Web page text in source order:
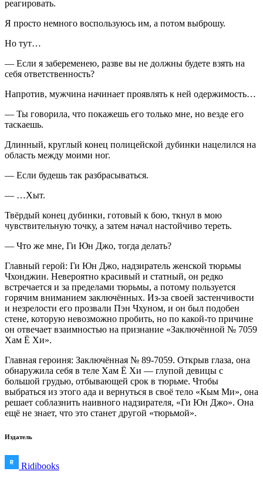
реагировать.
Я просто немного воспользуюсь им, а потом выброшу.
Но тут…
— Если я забеременею, разве вы не должны будете взять на
себя ответственность?
Напротив, мужчина начинает проявлять к ней одержимость…
— Ты говорила, что покажешь его только мне, но везде его
таскаешь.
Длинный, круглый конец полицейской дубинки нацелился на
область между моими ног.
— Если будешь так разбрасываться.
— …Хыт.
Твёрдый конец дубинки, готовый к бою, ткнул в мою
чувствительную точку, а затем начал настойчиво тереть.
— Что же мне, Ги Юн Джо, тогда делать?
Главный герой: Ги Юн Джо, надзиратель женской тюрьмы
Чхонджин. Невероятно красивый и статный, он редко
встречается и за пределами тюрьмы, а потому пользуется
горячим вниманием заключённых. Из-за своей застенчивости
и незрелости его прозвали Пэн Чхуном, и он был подобен
стене, которую невозможно пробить, но по какой-то причине
он отвечает взаимностью на признание «Заключённой № 7059
Хам Ё Хи».
Главная героиня: Заключённая № 89-7059. Открыв глаза, она
обнаружила себя в теле Хам Ё Хи — глупой девицы с
большой грудью, отбывающей срок в тюрьме. Чтобы
выбраться из этого ада и вернуться в своё тело «Кым Ми», она
решает соблазнить наивного надзирателя, «Ги Юн Джо». Она
ещё не знает, что это станет другой «тюрьмой».
Издатель
Ridibooks